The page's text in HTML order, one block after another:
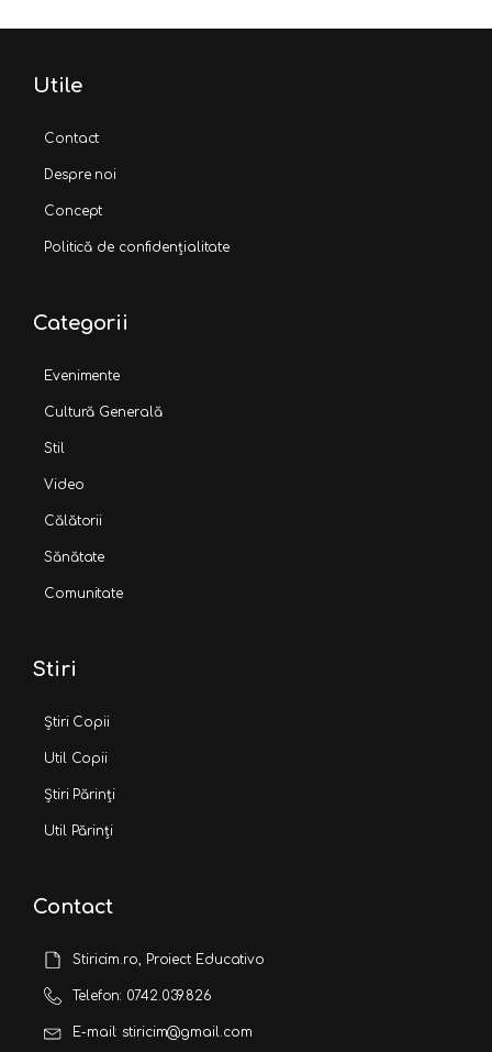
Utile
Contact
Despre noi
Concept
Politică de confidențialitate
Categorii
Evenimente
Cultură Generală
Stil
Video
Călătorii
Sănătate
Comunitate
Stiri
Știri Copii
Util Copii
Știri Părinți
Util Părinți
Contact
Stiricim.ro, Proiect Educativo
Telefon: 0742.039.826
E-mail: stiricim@gmail.com